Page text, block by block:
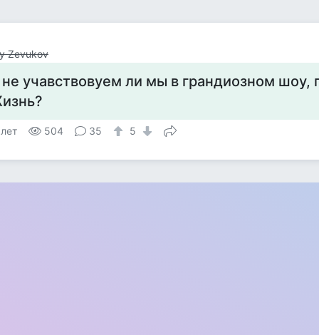
Zevukov
учавствовуем ли мы в грандиозном шоу,
504 35 5